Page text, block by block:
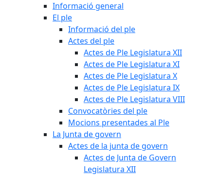
Informació general
El ple
Informació del ple
Actes del ple
Actes de Ple Legislatura XII
Actes de Ple Legislatura XI
Actes de Ple Legislatura X
Actes de Ple Legislatura IX
Actes de Ple Legislatura VIII
Convocatòries del ple
Mocions presentades al Ple
La Junta de govern
Actes de la junta de govern
Actes de Junta de Govern
Legislatura XII